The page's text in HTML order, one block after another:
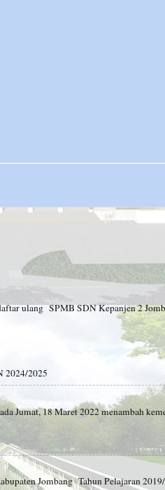
ulang SPMB SDN Kepanjen 2
2025
Jumat, 18 Maret 2022 menambah
Jombang Tahun Pelajaran